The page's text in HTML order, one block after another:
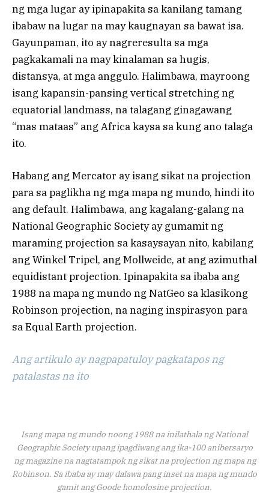
ng mga lugar ay ipinapakita sa kanilang tamang
ibabaw na lugar na may kaugnayan sa bawat isa.
Gayunpaman, ito ay nagreresulta sa mga
pagkakamali na may kinalaman sa hugis,
distansya, at mga anggulo. Halimbawa, mayroong
isang kapansin-pansing vertical stretching ng
equatorial landmass, na talagang ginagawang
“mas mataas” ang Africa kaysa sa kung ano talaga
ito.
Habang ang Mercator ay isang sikat na projection
para sa paglikha ng mga mapa ng mundo, hindi ito
ang default. Halimbawa, ang kagalang-galang na
National Geographic Society ay gumamit ng
maraming projection sa kasaysayan nito, kabilang
ang Winkel Tripel, ang Mollweide, at ang azimuthal
equidistant projection. Ipinapakita sa ibaba ang
1988 na mapa ng mundo ng NatGeo sa klasikong
Robinson projection, na naging inspirasyon para
sa Equal Earth projection.
Ang artikulo ay nagpapatuloy pagkatapos ng
patalastas na ito
Isang mapa ng mundo noong 1988 na inilathala ng National
Geographic Society upang ipagdiwang ang ika-100 anibersaryo
ng magazine na nagtatampok ng sikat na projection ng mapa ng
Robinson. Sa ibaba ay may dalawa pang inset na mapa ng mundo
gamit ang Goode homolosine projection.